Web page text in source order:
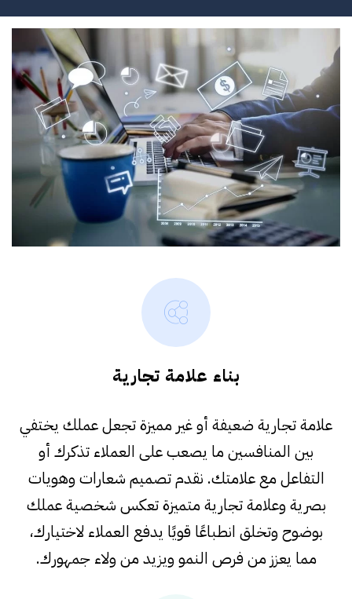
بناء علامة تجارية
علامة تجارية ضعيفة أو غير مميزة تجعل عملك يختفي
بين المنافسين ما يصعب على العملاء تذكرك أو
التفاعل مع علامتك. نقدم تصميم شعارات وهويات
بصرية وعلامة تجارية متميزة تعكس شخصية عملك
بوضوح وتخلق انطباعًا قويًا يدفع العملاء لاختيارك،
مما يعزز من فرص النمو ويزيد من ولاء جمهورك.